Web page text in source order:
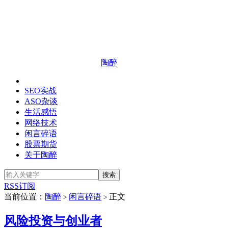
陶醉
SEO实战
ASO杂谈
生活感悟
网络技术
闲言碎语
股票期货
关于陶醉
RSS订阅
当前位置： 陶醉 > 闲言碎语 > 正文
风险投资与创业者